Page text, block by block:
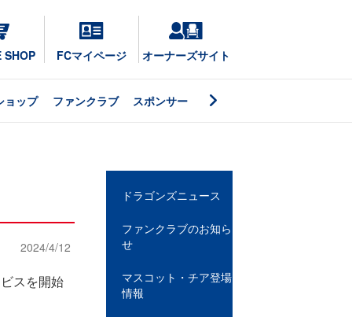
SHOP FCマイページ オーナーズサイト
ョップ ファンクラブ スポンサー
2024/4/12
スを開始
ドラゴンズニュース
ファンクラブのお知ら
せ
マスコット・チア登場
情報